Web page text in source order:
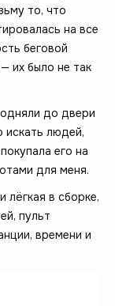
то, что
на все
беговой
их было не так
до двери
людей,
его на
для меня.
лёгкая в сборке,
пульт
времени и